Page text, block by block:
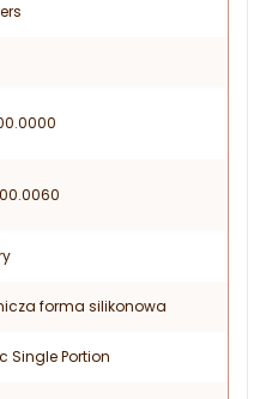
forma silikonowa
Single Portion